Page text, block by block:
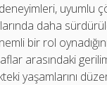
uyumlu
daha
bir rol
arasındaki
yaşamlarını